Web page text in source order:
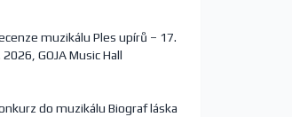
muzikálu Ples upírů – 17.
2026, GOJA Music Hall
do muzikálu Biograf láska